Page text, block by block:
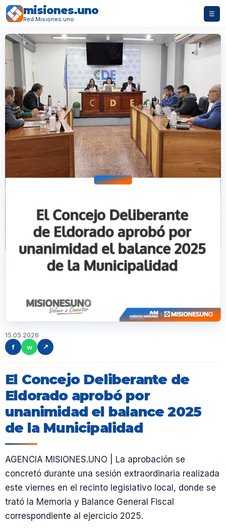
misiones.uno
Red Misiones.uno
☰
15.05.2026
f
w ↗
El Concejo Deliberante de
Eldorado aprobó por
unanimidad el balance 2025
de la Municipalidad
AGENCIA MISIONES.UNO | La aprobación se
concretó durante una sesión extraordinaria realizada
este viernes en el recinto legislativo local, donde se
trató la Memoria y Balance General Fiscal
correspondiente al ejercicio 2025.